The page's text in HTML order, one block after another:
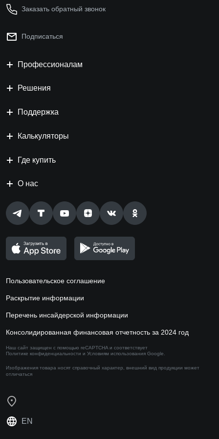
Заказать обратный звонок
Подписаться
Профессионалам
Решения
Поддержка
Калькуляторы
Где купить
О нас
Пользовательское соглашение
Раскрытие информации
Перечень инсайдерской информации
Консолидированная финансовая отчетность за 2024 год
Наш сайт защищен с помощью reCAPTCHA и соответствует
Политике конфиденциальности и Условиям использования Google.
Изображения товара носят справочный характер, внешний вид продукции может
отличаться
EN